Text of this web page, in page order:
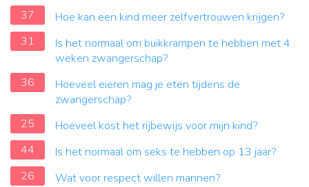
37
Hoe kan een kind meer zelfvertrouwen krijgen?
31
Is het normaal om buikkrampen te hebben met 4
weken zwangerschap?
36
Hoeveel eieren mag je eten tijdens de
zwangerschap?
25
Hoeveel kost het rijbewijs voor mijn kind?
44
Is het normaal om seks te hebben op 13 jaar?
26
Wat voor respect willen mannen?